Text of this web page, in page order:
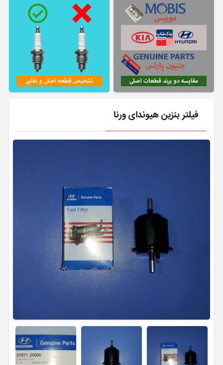
فیلتر بنزین هیوندای ورنا